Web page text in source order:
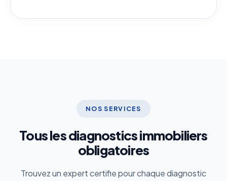
NOS SERVICES
Tous les diagnostics immobiliers
obligatoires
Trouvez un expert certifie pour chaque diagnostic